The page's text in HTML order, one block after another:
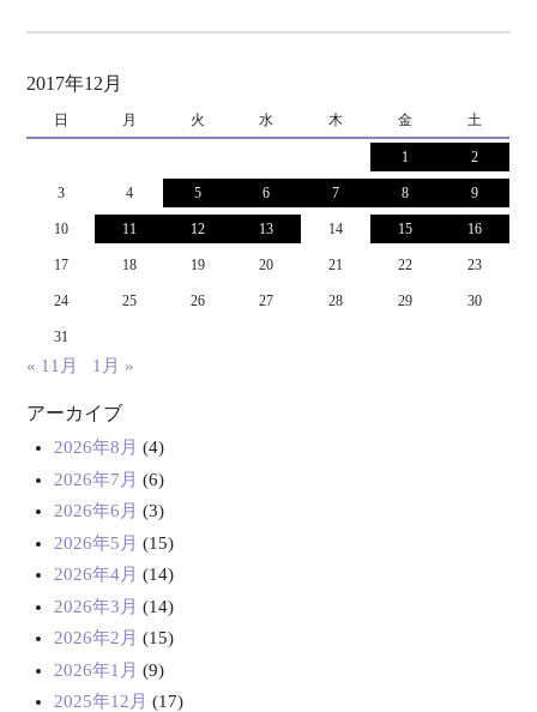
2017年12月
日 月 火 水 木 金 土
1 2
3 4 5 6 7 8 9
10 11 12 13 14 15 16
17 18 19 20 21 22 23
24 25 26 27 28 29 30
31
« 11月 1月 »
アーカイブ
2026年8月 (4)
2026年7月 (6)
2026年6月 (3)
2026年5月 (15)
2026年4月 (14)
2026年3月 (14)
2026年2月 (15)
2026年1月 (9)
2025年12月 (17)